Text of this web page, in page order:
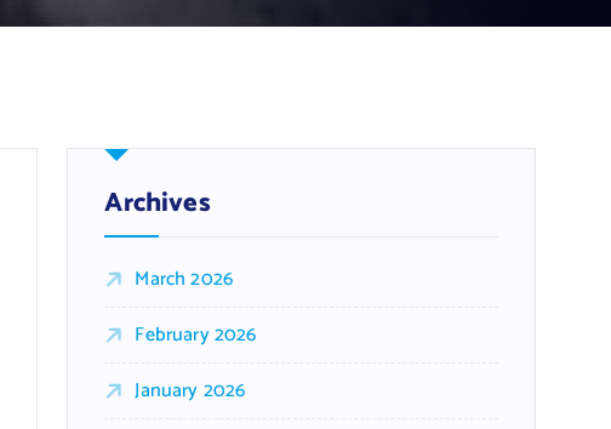
Archives
March 2026
February 2026
January 2026